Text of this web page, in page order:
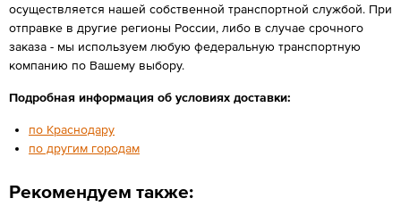
осуществляется нашей собственной транспортной службой. При
отправке в другие регионы России, либо в случае срочного
заказа - мы используем любую федеральную транспортную
компанию по Вашему выбору.
Подробная информация об условиях доставки:
по Краснодару
по другим городам
Рекомендуем также: